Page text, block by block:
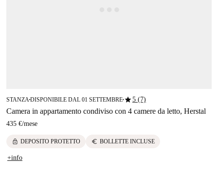
STANZA■DISPONIBILE DAL 01 SETTEMBRE■star5 (7)
Camera in appartamento condiviso con 4 camere da letto, Herstal
435 €/mese
lock DEPOSITO PROTETTO euro BOLLETTE INCLUSE
+info